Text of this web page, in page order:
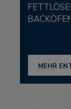
FETTLÖSER FÜR MIKROWELLEN-
MEHR